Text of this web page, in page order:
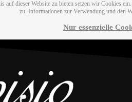
auf dieser Website zu bieten setzen wir Cookies
zu. Informationen zur Verwendung und den
Nur essenzielle